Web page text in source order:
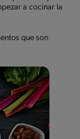
a cocinar la
que son